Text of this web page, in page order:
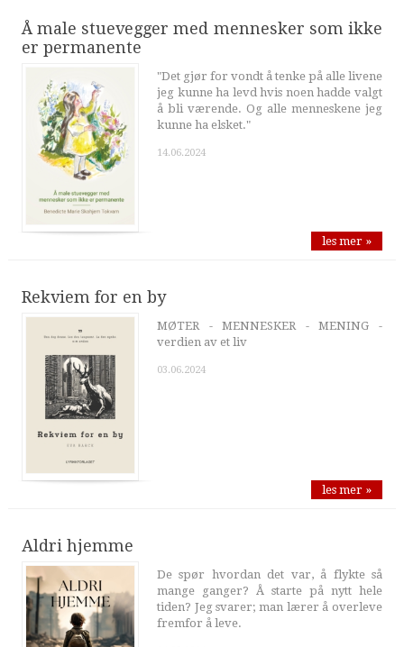
Å male stuevegger med mennesker som ikke
er permanente
"Det gjør for vondt å tenke på alle livene
jeg kunne ha levd hvis noen hadde valgt
å bli værende. Og alle menneskene jeg
kunne ha elsket."
14.06.2024
les mer »
Rekviem for en by
MØTER - MENNESKER - MENING -
verdien av et liv
03.06.2024
les mer »
Aldri hjemme
De spør hvordan det var, å flykte så
mange ganger? Å starte på nytt hele
tiden? Jeg svarer; man lærer å overleve
fremfor å leve.